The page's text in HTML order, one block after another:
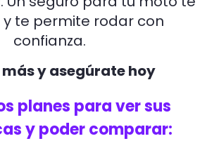
te permite rodar con
confianza.
y asegúrate hoy
planes para ver sus
y poder comparar: